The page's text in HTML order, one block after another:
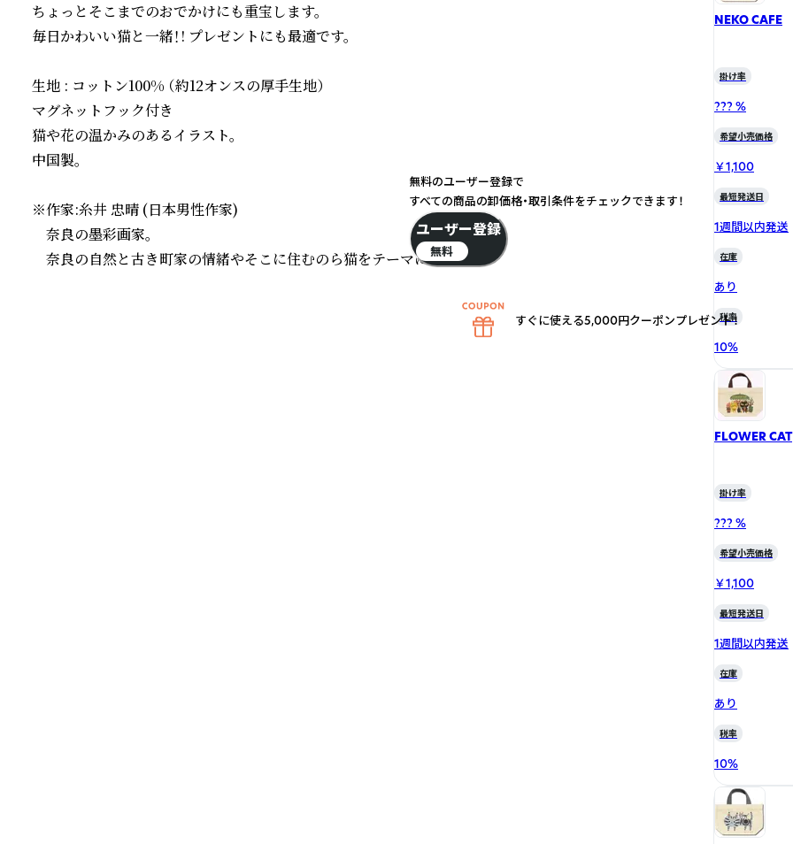
ちょっとそこまでのおでかけにも重宝します。
毎日かわいい猫と一緒！! プレゼントにも最適です。
生地 : コットン100% （約12オンスの厚手生地）
マグネットフック付き
猫や花の温かみのあるイラスト。
中国製。
※作家:糸井 忠晴 (日本男性作家)
奈良の墨彩画家。
奈良の自然と古き町家の情緒やそこに住むのら猫をテーマに描く。
NEKO CAFE
掛け率
??? %
希望小売価格
￥1,100
最短発送日
1週間以内発送
在庫
あり
税率
10%
FLOWER CAT
掛け率
??? %
希望小売価格
￥1,100
最短発送日
1週間以内発送
在庫
あり
税率
10%
無料のユーザー登録で
すべての商品の卸価格・取引条件をチェックできます！
ユーザー登録
無料
すぐに使える5,000円クーポンプレゼント！